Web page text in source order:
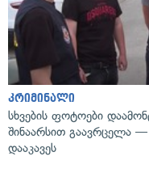
კრიმინალი
სხვების ფოტოები
შინაარსით გაავრცელა
დააკავეს